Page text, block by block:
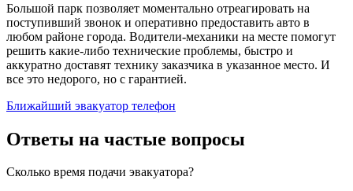
Большой парк позволяет моментально отреагировать на
поступивший звонок и оперативно предоставить авто в
любом районе города. Водители-механики на месте помогут
решить какие-либо технические проблемы, быстро и
аккуратно доставят технику заказчика в указанное место. И
все это недорого, но с гарантией.
Ближайший эвакуатор телефон
Ответы на частые вопросы
Сколько время подачи эвакуатора?